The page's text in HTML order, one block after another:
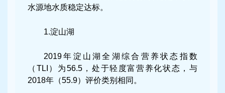
水源地水质稳定达标。
1.淀山湖
2019年淀山湖全湖综合营养状态指数
（TLI）为56.5，处于轻度富营养化状态，与
2018年（55.9）评价类别相同。